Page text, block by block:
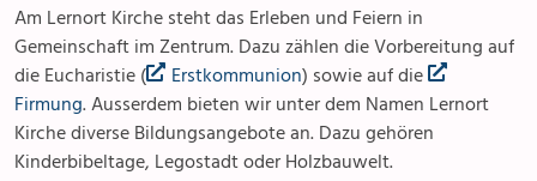
Am Lernort Kirche steht das Erleben und Feiern in
Gemeinschaft im Zentrum. Dazu zählen die Vorbereitung auf
die Eucharistie (
Erstkommunion) sowie auf die
Firmung. Ausserdem bieten wir unter dem Namen Lernort
Kirche diverse Bildungsangebote an. Dazu gehören
Kinderbibeltage, Legostadt oder Holzbauwelt.
Mols-Murg-Quarten
Gremien & Räte
Aktuelles & Fotogalerien
Gruppen & Vereine
Kinder & Jugendliche
Partnerschaft & Familie
Trauung